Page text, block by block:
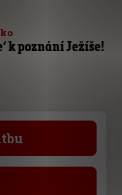
k poznání Ježíše!